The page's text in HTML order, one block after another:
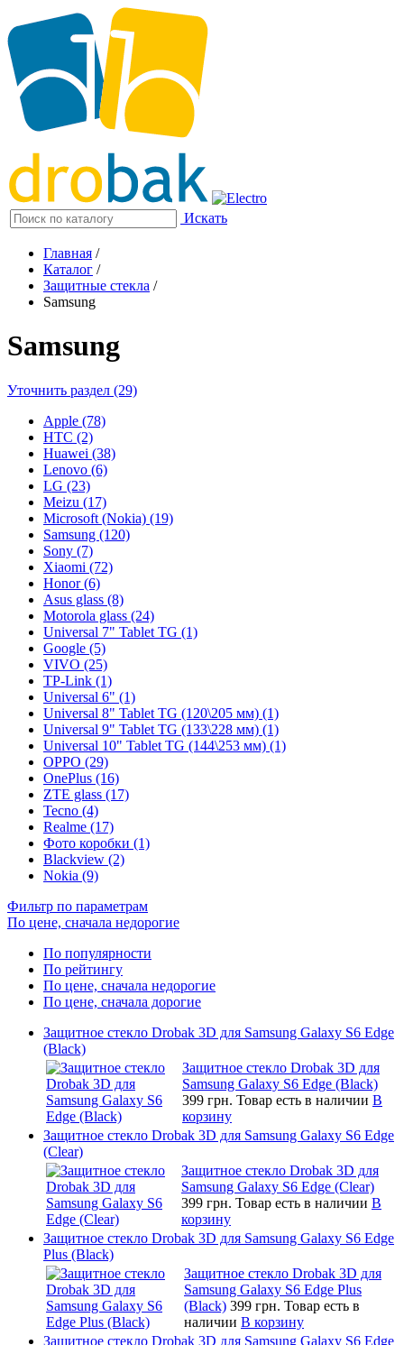
Искать
Главная /
Каталог /
Защитные стекла /
Samsung
Samsung
Уточнить раздел (29)
Apple (78)
HTC (2)
Huawei (38)
Lenovo (6)
LG (23)
Meizu (17)
Microsoft (Nokia) (19)
Samsung (120)
Sony (7)
Xiaomi (72)
Honor (6)
Asus glass (8)
Motorola glass (24)
Universal 7" Tablet TG (1)
Google (5)
VIVO (25)
TP-Link (1)
Universal 6" (1)
Universal 8" Tablet TG (120\205 мм) (1)
Universal 9" Tablet TG (133\228 мм) (1)
Universal 10" Tablet TG (144\253 мм) (1)
OPPO (29)
OnePlus (16)
ZTE glass (17)
Tecno (4)
Realme (17)
Фото коробки (1)
Blackview (2)
Nokia (9)
Фильтр по параметрам
По цене, сначала недорогие
По популярности
По рейтингу
По цене, сначала недорогие
По цене, сначала дорогие
Защитное стекло Drobak 3D для Samsung Galaxy S6 Edge
(Black)
Защитное стекло Drobak 3D для
Samsung Galaxy S6 Edge (Black)
399 грн. Товар есть в наличии В
корзину
Защитное стекло Drobak 3D для Samsung Galaxy S6 Edge
(Clear)
Защитное стекло Drobak 3D для
Samsung Galaxy S6 Edge (Clear)
399 грн. Товар есть в наличии В
корзину
Защитное стекло Drobak 3D для Samsung Galaxy S6 Edge
Plus (Black)
Защитное стекло Drobak 3D для
Samsung Galaxy S6 Edge Plus
(Black) 399 грн. Товар есть в
наличии В корзину
Защитное стекло Drobak 3D для Samsung Galaxy S6 Edge